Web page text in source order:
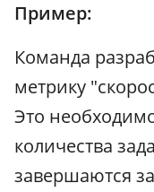
Пример:
Команда
метрику
Это
количества
завершаются